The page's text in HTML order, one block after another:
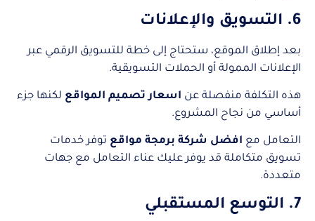
6. التسويق والإعلانات
بعد إطلاق الموقع، ستحتاج إلى خطة للتسويق الرقمي عبر
الإعلانات الممولة أو الحملات التسويقية.
هذه التكلفة منفصلة عن اسعار تصميم المواقع لكنها جزء
أساسي من نجاح المشروع.
التعامل مع افضل شركة برمجة مواقع توفر خدمات
تسويق متكاملة قد يوفر عليك عناء التعامل مع جهات
متعددة.
7. التوسع المستقبلي